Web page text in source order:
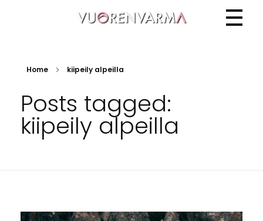
Home kiipeily alpeilla
Posts tagged:
kiipeily alpeilla